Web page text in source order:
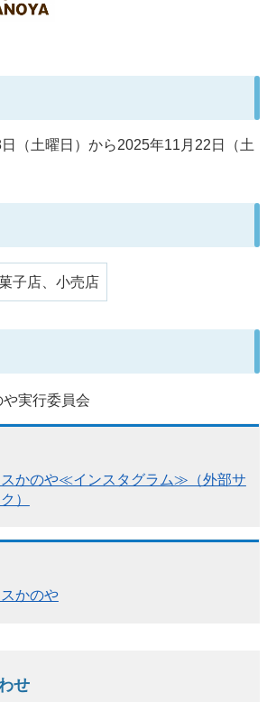
（土曜日）から2025年11月22日（土
子店、小売店
実行委員会
スかのや≪インスタグラム≫（外部サ
）
かのや
せ